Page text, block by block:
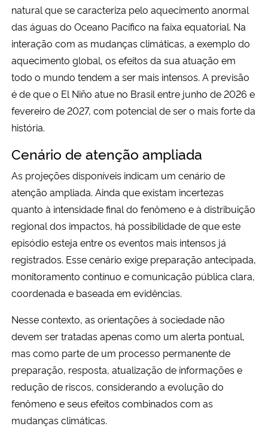
Ministério do Desenvolvimento Regional
Controladoria-Geral da União
Ministério da Mulher, da Família e dos Direitos Humanos
Secretaria-Geral
Gabinete de Segurança Institucional
Advocacia-Geral da União
Banco Central do Brasil
Planalto
natural que se caracteriza pelo aquecimento anormal
das águas do Oceano Pacífico na faixa equatorial. Na
interação com as mudanças climáticas, a exemplo do
aquecimento global, os efeitos da sua atuação em
todo o mundo tendem a ser mais intensos. A previsão
é de que o El Niño atue no Brasil entre junho de 2026 e
fevereiro de 2027, com potencial de ser o mais forte da
história.
Cenário de atenção ampliada
As projeções disponíveis indicam um cenário de
atenção ampliada. Ainda que existam incertezas
quanto à intensidade final do fenômeno e à distribuição
regional dos impactos, há possibilidade de que este
episódio esteja entre os eventos mais intensos já
registrados. Esse cenário exige preparação antecipada,
monitoramento contínuo e comunicação pública clara,
coordenada e baseada em evidências.
Nesse contexto, as orientações à sociedade não
devem ser tratadas apenas como um alerta pontual,
mas como parte de um processo permanente de
preparação, resposta, atualização de informações e
redução de riscos, considerando a evolução do
fenômeno e seus efeitos combinados com as
mudanças climáticas.